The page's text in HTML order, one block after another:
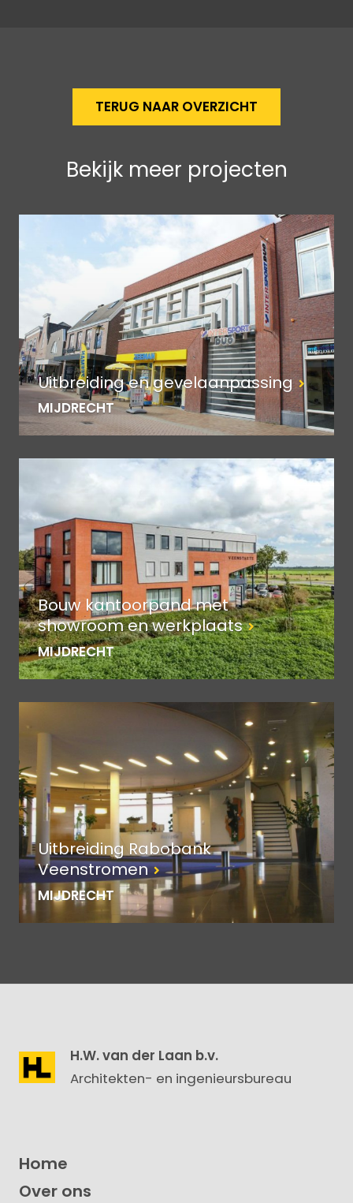
TERUG NAAR OVERZICHT
Bekijk meer projecten
Uitbreiding en gevelaanpassing
MIJDRECHT
Bouw kantoorpand met
showroom en werkplaats
MIJDRECHT
Uitbreiding Rabobank
Veenstromen
MIJDRECHT
H.W. van der Laan b.v.
Architekten- en ingenieursbureau
Home
Over ons